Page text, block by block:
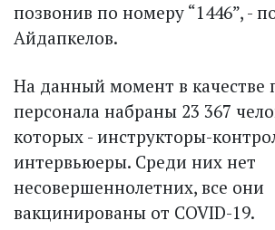
позвонив по номеру “1446”, -
Айдапкелов.
На данный момент в качестве
персонала набраны 23 367
которых - инструкторы-
интервьюеры. Среди них нет
несовершеннолетних, все они
вакцинированы от COVID-19.